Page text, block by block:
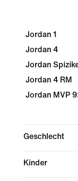
Jordan 1
Jordan 4
Jordan
Jordan 4 RM
Jordan MVP
Geschlecht
Kinder